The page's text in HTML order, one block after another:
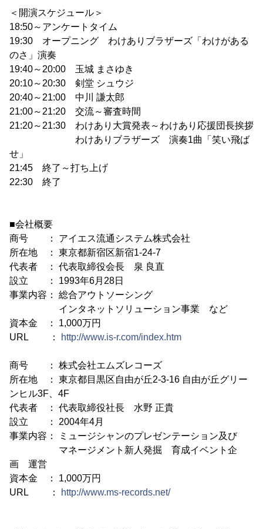
＜開演スケジュール＞
18:50～アンケートタイム
19:30 オープニング わけありブラザーズ「わけがある
のさ」演奏
19:40～20:00 玉城 まさゆき
20:10～20:30 剣堂 シュウジ
20:40～21:00 中川 謙太郎
21:00～21:20 交流～審査時間
21:20～21:30 わけあり大賞発表～わけあり応援団長挨拶
わけありブラザーズ 演奏1曲「笑い飛ば
せ」
21:45 終了～打ち上げ
22:30 終了
■会社概要
商号 ： アイエス流通システム株式会社
所在地 ： 東京都新宿区新宿1-24-7
代表者 ： 代表取締役会長 泉 良直
設立 ： 1993年6月28日
事業内容： 総合アウトソーシング
インタネットソリューション事業 など
資本金 ： 1,000万円
URL ：
http://www.is-r.com/index.htm
商号 ： 株式会社エムズレコーズ
所在地 ： 東京都目黒区自由が丘2-3-16 自由が丘グリー
ンヒル3F、4F
代表者 ： 代表取締役社長 水野 正貴
設立 ： 2004年4月
事業内容： ミュージシャンのプレゼンテーション及び
マネージメント新人発掘 育成イベント企
画 運営
資本金 ： 1,000万円
URL ：
http://www.ms-records.net/